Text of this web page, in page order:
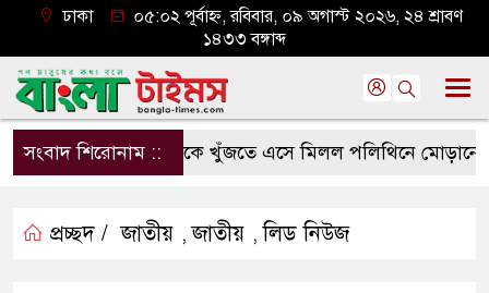
ঢাকা
০৫:০২ পূর্বাহ্ন, রবিবার, ০৯ অগাস্ট ২০২৬, ২৪ শ্রাবণ
১৪৩৩ বঙ্গাব্দ
সংবাদ শিরোনাম ::মাকে খুঁজতে এসে মিলল পলিথিনে মোড়ানো
প্রচ্ছদ / জাতীয় ,জাতীয় ,লিড নিউজ